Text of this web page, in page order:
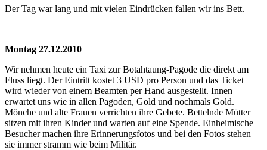
Der Tag war lang und mit vielen Eindrücken fallen wir ins Bett.
Montag 27.12.2010
Wir nehmen heute ein Taxi zur Botahtaung-Pagode die direkt am
Fluss liegt. Der Eintritt kostet 3 USD pro Person und das Ticket
wird wieder von einem Beamten per Hand ausgestellt. Innen
erwartet uns wie in allen Pagoden, Gold und nochmals Gold.
Mönche und alte Frauen verrichten ihre Gebete. Bettelnde Mütter
sitzen mit ihren Kinder und warten auf eine Spende. Einheimische
Besucher machen ihre Erinnerungsfotos und bei den Fotos stehen
sie immer stramm wie beim Militär.